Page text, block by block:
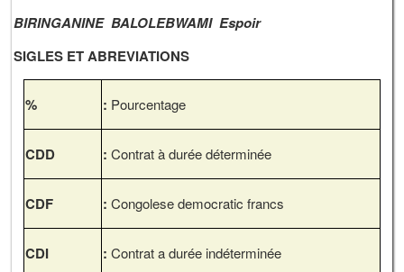
BIRINGANINE BALOLEBWAMI Espoir
SIGLES ET ABREVIATIONS
% : Pourcentage
CDD : Contrat à durée déterminée
CDF : Congolese democratic francs
CDI : Contrat a durée indéterminée